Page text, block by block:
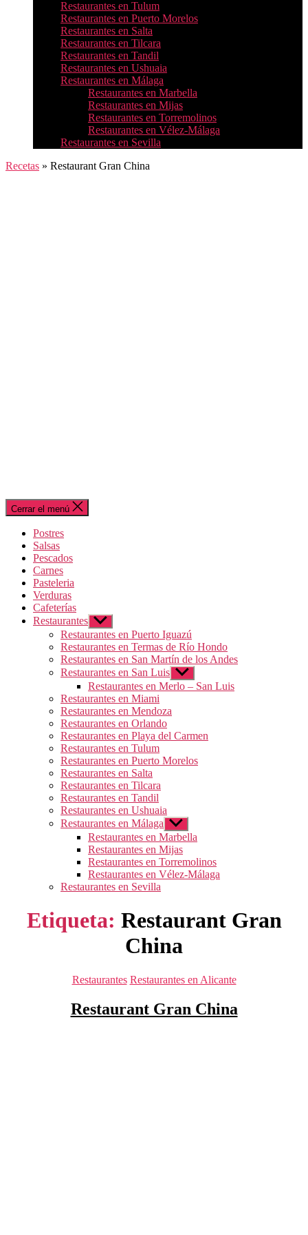
Restaurantes en Tulum
Restaurantes en Puerto Morelos
Restaurantes en Salta
Restaurantes en Tilcara
Restaurantes en Tandil
Restaurantes en Ushuaia
Restaurantes en Málaga
Restaurantes en Marbella
Restaurantes en Mijas
Restaurantes en Torremolinos
Restaurantes en Vélez-Málaga
Restaurantes en Sevilla
Recetas » Restaurant Gran China
Cerrar el menú
Postres
Salsas
Pescados
Carnes
Pasteleria
Verduras
Cafeterías
Restaurantes Mostrar
el
submenú
Restaurantes en Puerto Iguazú
Restaurantes en Termas de Río Hondo
Restaurantes en San Martín de los Andes
Restaurantes en San Luis Mostrar
el
submenú
Restaurantes en Merlo – San Luis
Restaurantes en Miami
Restaurantes en Mendoza
Restaurantes en Orlando
Restaurantes en Playa del Carmen
Restaurantes en Tulum
Restaurantes en Puerto Morelos
Restaurantes en Salta
Restaurantes en Tilcara
Restaurantes en Tandil
Restaurantes en Ushuaia
Restaurantes en Málaga Mostrar
el
submenú
Restaurantes en Marbella
Restaurantes en Mijas
Restaurantes en Torremolinos
Restaurantes en Vélez-Málaga
Restaurantes en Sevilla
Etiqueta: Restaurant Gran
China
Categorías
Restaurantes Restaurantes en Alicante
Restaurant Gran China